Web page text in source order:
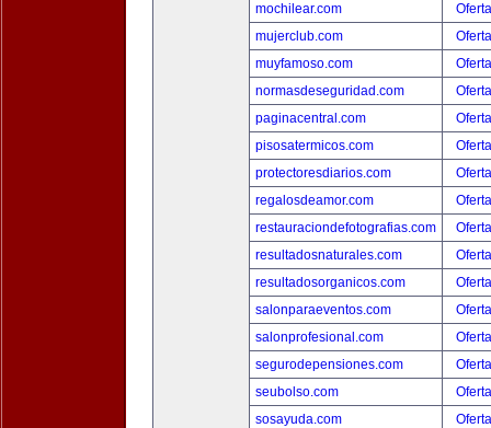
mochilear.com
mujerclub.com
muyfamoso.com
normasdeseguridad.com
paginacentral.com
pisosatermicos.com
protectoresdiarios.com
regalosdeamor.com
restauraciondefotografias.com
resultadosnaturales.com
resultadosorganicos.com
salonparaeventos.com
salonprofesional.com
segurodepensiones.com
seubolso.com
sosayuda.com